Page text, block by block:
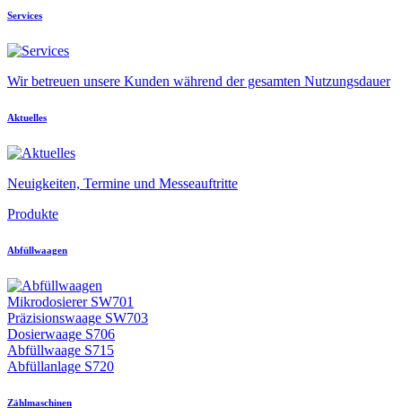
Services
Wir betreuen unsere Kunden während der gesamten Nutzungsdauer
Aktuelles
Neuigkeiten, Termine und Messeauftritte
Produkte
Abfüllwaagen
Mikrodosierer SW701
Präzisionswaage SW703
Dosierwaage S706
Abfüllwaage S715
Abfüllanlage S720
Zählmaschinen